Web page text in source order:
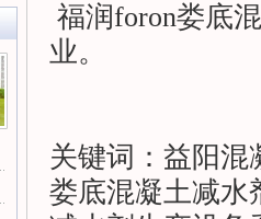
福润foron娄底
业。
关键词：益阳混
娄底混凝土减水